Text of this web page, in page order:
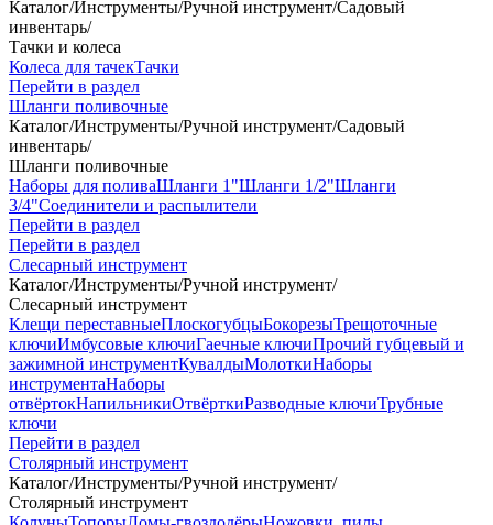
Каталог/Инструменты/Ручной инструмент/Садовый
инвентарь/
Тачки и колеса
Колеса для тачекТачки
Перейти в раздел
Шланги поливочные
Каталог/Инструменты/Ручной инструмент/Садовый
инвентарь/
Шланги поливочные
Наборы для поливаШланги 1"Шланги 1/2"Шланги
3/4"Соединители и распылители
Перейти в раздел
Перейти в раздел
Слесарный инструмент
Каталог/Инструменты/Ручной инструмент/
Слесарный инструмент
Клещи переставныеПлоскогубцыБокорезыТрещоточные
ключиИмбусовые ключиГаечные ключиПрочий губцевый и
зажимной инструментКувалдыМолоткиНаборы
инструментаНаборы
отвёртокНапильникиОтвёрткиРазводные ключиТрубные
ключи
Перейти в раздел
Столярный инструмент
Каталог/Инструменты/Ручной инструмент/
Столярный инструмент